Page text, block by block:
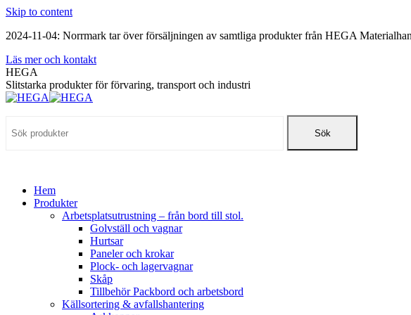
Skip to content
2024-11-04: Norrmark tar över försäljningen av samtliga produkter från HEGA
Läs mer och kontakt
HEGA
Slitstarka produkter för förvaring, transport och industri
Hem
Produkter
Arbetsplatsutrustning – från bord till stol.
Golvställ och vagnar
Hurtsar
Paneler och krokar
Plock- och lagervagnar
Skåp
Tillbehör Packbord och arbetsbord
Källsortering & avfallshantering